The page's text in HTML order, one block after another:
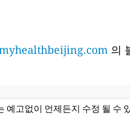
의
예고없이 언제든지 수정 될 수